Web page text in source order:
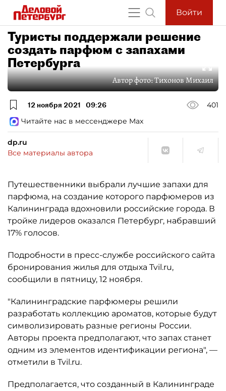
Войти
Туристы поддержали решение
создать парфюм с запахами
Петербурга
Автор фото:Тихонов Михаил
12 ноября 2021 09:26
401
Читайте нас в мессенджере Max
dp.ru
Все материалы автора
Путешественники выбрали лучшие запахи для
парфюма, на создание которого парфюмеров из
Калининграда вдохновили российские города. В
тройке лидеров оказался Петербург, набравший
17% голосов.
Подробности в пресс-службе российского сайта
бронирования жилья для отдыха Tvil.ru,
сообщили в пятницу, 12 ноября.
"Калининградские парфюмеры решили
разработать коллекцию ароматов, которые будут
символизировать разные регионы России.
Авторы проекта предполагают, что запах станет
одним из элементов идентификации региона", —
отметили в Tvil.ru.
Предполагается, что созданный в Калининграде